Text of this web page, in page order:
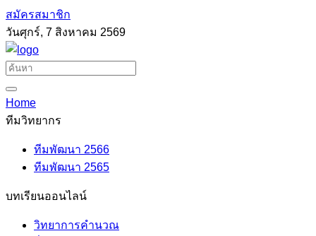
สมัครสมาชิก
วันศุกร์, 7 สิงหาคม 2569
Home
ทีมวิทยากร
ทีมพัฒนา 2566
ทีมพัฒนา 2565
บทเรียนออนไลน์
วิทยาการคำนวณ